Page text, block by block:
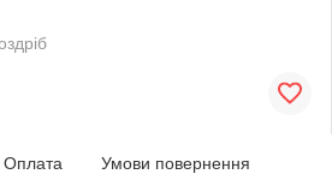
Оплата Умови повернення